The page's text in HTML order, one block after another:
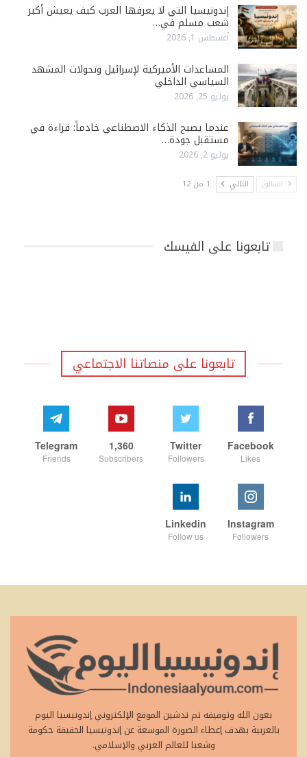
إندونيسيا التي لا يعرفها العرب كيف يعيش أكبر
شعب مسلم في…
أغسطس 1, 2026
المساعدات الأميركية لإسرائيل وتحولات المشهد
السياسي الداخلي
يوليو 25, 2026
عندما يصبح الذكاء الاصطناعي خادماً: قراءة في
مستقبل جودة…
يوليو 2, 2026
السابق التالي 1 من 12
تابعونا على الفيسك
تابعونا على منصاتنا الاجتماعي
Facebook
Likes
Twitter
Followers
1,360
Subscribers
Telegram
Friends
Instagram
Followers
Linkedin
Follow us
بعون الله وتوفيقه تم تدشين الموقع الإلكتروني إندونيسيا اليوم
بالعربية بهدف إعطاء الصورة الموسعة عن إندونيسيا الحقيقة حكومة
وشعبا للعالم العربي والإسلامي.